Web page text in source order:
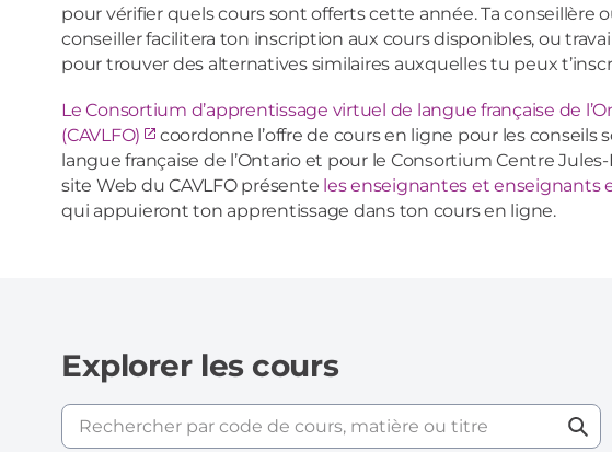
pour vérifier quels cours sont offerts cette année. Ta conseillère
conseiller facilitera ton inscription aux cours disponibles, ou
pour trouver des alternatives similaires auxquelles tu peux
Le Consortium d’apprentissage virtuel de langue française de
(CAVLFO)
coordonne l’offre de cours en ligne pour les conseils
langue française de l’Ontario et pour le Consortium Centre Jules-
site Web du CAVLFO présente les enseignantes et enseignants
qui appuieront ton apprentissage dans ton cours en ligne.
Explorer les cours
Recherche
de
une